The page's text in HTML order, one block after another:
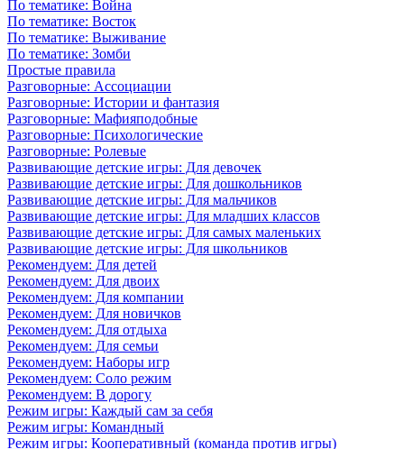
По тематике: Война
По тематике: Восток
По тематике: Выживание
По тематике: Зомби
Простые правила
Разговорные: Ассоциации
Разговорные: Истории и фантазия
Разговорные: Мафияподобные
Разговорные: Психологические
Разговорные: Ролевые
Развивающие детские игры: Для девочек
Развивающие детские игры: Для дошкольников
Развивающие детские игры: Для мальчиков
Развивающие детские игры: Для младших классов
Развивающие детские игры: Для самых маленьких
Развивающие детские игры: Для школьников
Рекомендуем: Для детей
Рекомендуем: Для двоих
Рекомендуем: Для компании
Рекомендуем: Для новичков
Рекомендуем: Для отдыха
Рекомендуем: Для семьи
Рекомендуем: Наборы игр
Рекомендуем: Соло режим
Рекомендуем: В дорогу
Режим игры: Каждый сам за себя
Режим игры: Командный
Режим игры: Кооперативный (команда против игры)